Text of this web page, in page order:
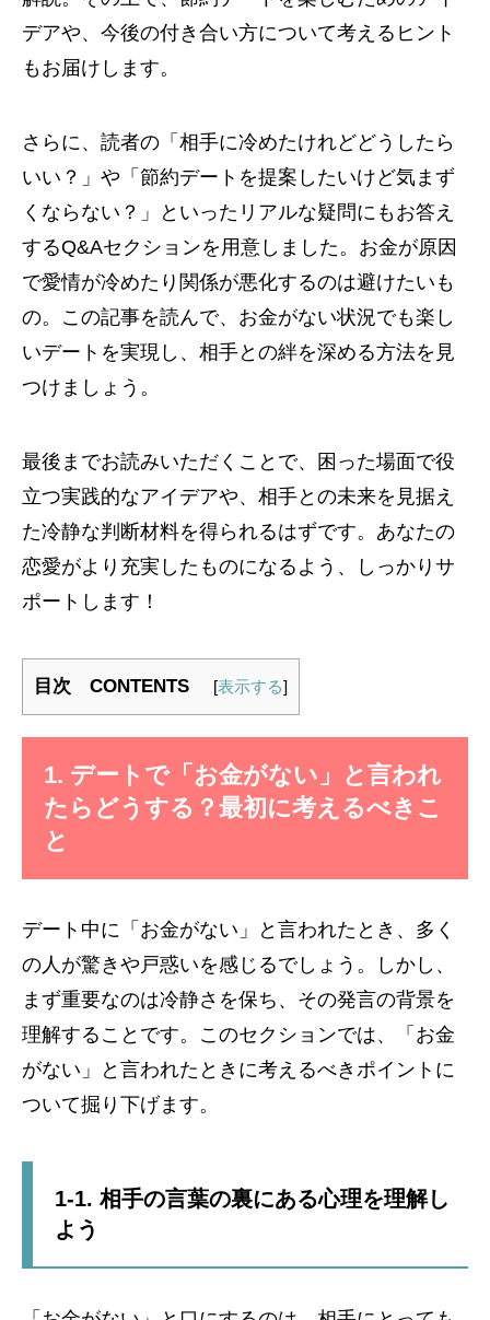
デアや、今後の付き合い方について考えるヒント
もお届けします。
さらに、読者の「相手に冷めたけれどどうしたら
いい？」や「節約デートを提案したいけど気まず
くならない？」といったリアルな疑問にもお答え
するQ&Aセクションを用意しました。お金が原因
で愛情が冷めたり関係が悪化するのは避けたいも
の。この記事を読んで、お金がない状況でも楽し
いデートを実現し、相手との絆を深める方法を見
つけましょう。
最後までお読みいただくことで、困った場面で役
立つ実践的なアイデアや、相手との未来を見据え
た冷静な判断材料を得られるはずです。あなたの
恋愛がより充実したものになるよう、しっかりサ
ポートします！
目次 CONTENTS [表示する]
1. デートで「お金がない」と言われ
たらどうする？最初に考えるべきこ
と
デート中に「お金がない」と言われたとき、多く
の人が驚きや戸惑いを感じるでしょう。しかし、
まず重要なのは冷静さを保ち、その発言の背景を
理解することです。このセクションでは、「お金
がない」と言われたときに考えるべきポイントに
ついて掘り下げます。
1-1. 相手の言葉の裏にある心理を理解し
よう